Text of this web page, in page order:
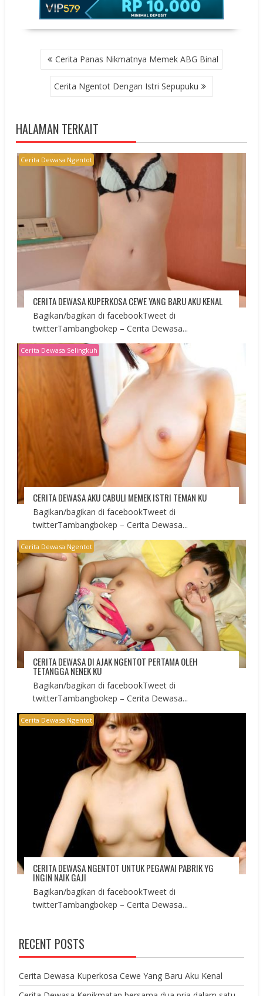
NAVIGATIONCerita Panas Nikmatnya Memek ABG Binal
Cerita Ngentot Dengan Istri Sepupuku
HALAMAN TERKAIT
Cerita Dewasa Ngentot
CERITA DEWASA KUPERKOSA CEWE YANG BARU AKU KENAL
Bagikan/bagikan di facebookTweet di
twitterTambangbokep – Cerita Dewasa...
Cerita Dewasa Selingkuh
CERITA DEWASA AKU CABULI MEMEK ISTRI TEMAN KU
Bagikan/bagikan di facebookTweet di
twitterTambangbokep – Cerita Dewasa...
Cerita Dewasa Ngentot
CERITA DEWASA DI AJAK NGENTOT PERTAMA OLEH
TETANGGA NENEK KU
Bagikan/bagikan di facebookTweet di
twitterTambangbokep – Cerita Dewasa...
Cerita Dewasa Ngentot
CERITA DEWASA NGENTOT UNTUK PEGAWAI PABRIK YG
INGIN NAIK GAJI
Bagikan/bagikan di facebookTweet di
twitterTambangbokep – Cerita Dewasa...
RECENT POSTS
Cerita Dewasa Kuperkosa Cewe Yang Baru Aku Kenal